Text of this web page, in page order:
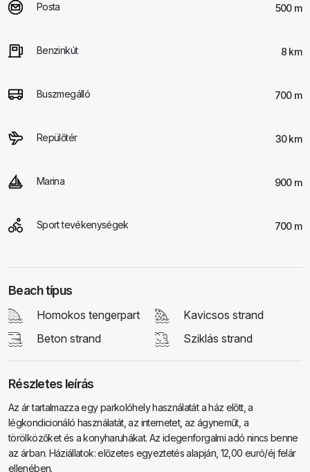
Posta 500 m
Benzinkút 8 km
Buszmegálló 700 m
Repülőtér 30 km
Marina 900 m
Sport tevékenységek 700 m
Beach típus
Homokos tengerpart
Kavicsos strand
Beton strand
Sziklás strand
Részletes leírás
Az ár tartalmazza egy parkolóhely használatát a ház előtt, a
légkondicionáló használatát, az internetet, az ágyneműt, a
törölközőket és a konyharuhákat. Az idegenforgalmi adó nincs benne
az árban. Háziállatok: előzetes egyeztetés alapján, 12,00 euró/éj felár
ellenében.